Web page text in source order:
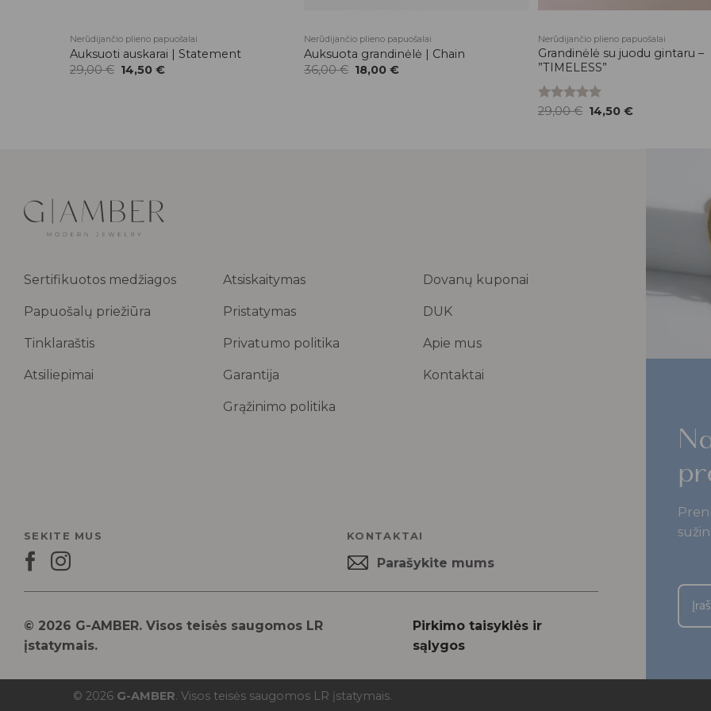
Nerūdijančio plieno papuošalai
Auksuoti auskarai | Statement
29,00€ Original
14,50€Current
Nerūdijančio plieno papuošalai
Auksuota grandinėlė | Chain
36,00€ Original
18,00€Current
Nerūdijančio plieno papuošalai
Grandinėlė su juodu gintaru –
”TIMELESS”
Įvertinimas:
29,00€ Original
price
14,50€Current
Sertifikuotos medžiagos
Papuošalų priežiūra
Tinklaraštis
Atsiliepimai
Atsiskaitymas
Pristatymas
Privatumo politika
Garantija
Grąžinimo politika
Dovanų kuponai
DUK
Apie mus
Kontaktai
SEKITE MUS KONTAKTAI
Parašykite mums
© 2026 G-AMBER. Visos teisės saugomos LR
įstatymais.
Pirkimo taisyklės ir
sąlygos
© 2026 G-AMBER. Visos teisės saugomos LR įstatymais.